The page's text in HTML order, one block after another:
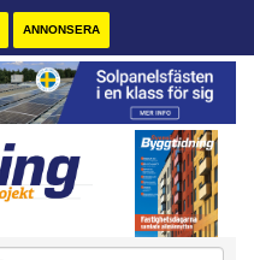
ANNONSERA